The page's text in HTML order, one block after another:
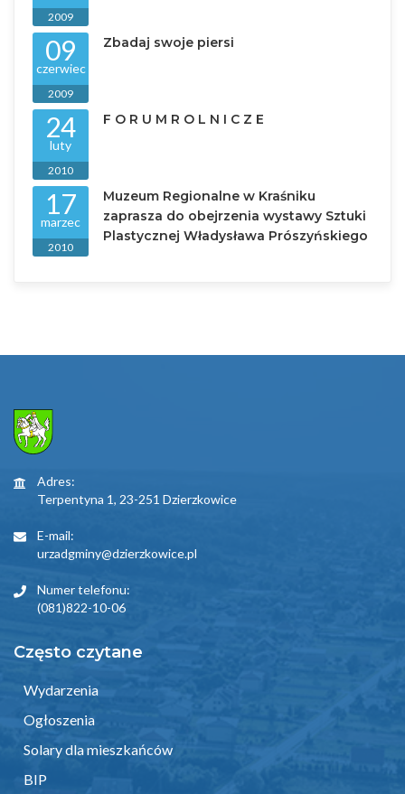
2009
09
czerwiec
2009
Zbadaj swoje piersi
24
luty
2010
F O R U M R O L N I C Z E
17
marzec
2010
Muzeum Regionalne w Kraśniku
zaprasza do obejrzenia wystawy Sztuki
Plastycznej Władysława Prószyńskiego
Adres:
Terpentyna 1, 23-251 Dzierzkowice
E-mail:
urzadgminy@dzierzkowice.pl
Numer telefonu:
(081)822-10-06
Często czytane
Wydarzenia
Ogłoszenia
Solary dla mieszkańców
BIP